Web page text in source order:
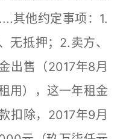
其他约定事项：1.
无抵押；2.卖方、
出售（2017年8月
用），这一年租金
扣除，2017年9月